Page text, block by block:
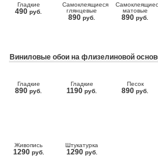
Гладкие
490 руб.
Самоклеящиеся
глянцевые
890 руб.
матовые
890 руб.
Виниловые обои на флизелиновой
Гладкие
890 руб.
Гладкие
1190 руб.
Песок
890 руб.
Живопись
1290 руб.
Штукатурка
1290 руб.